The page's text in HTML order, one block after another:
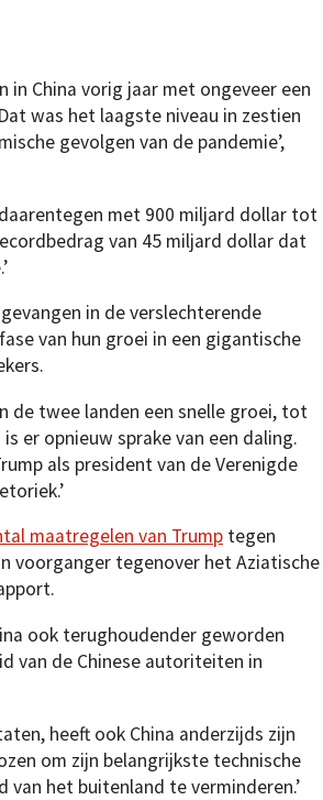
China vorig jaar met ongeveer een
was het laagste niveau in zestien
gevolgen van de pandemie’,
met 900 miljard dollar tot
van 45 miljard dollar dat
in de verslechterende
van hun groei in een gigantische
de twee landen een snelle groei, tot
er opnieuw sprake van een daling.
als president van de Verenigde
maatregelen van Trump tegen
voorganger tegenover het Aziatische
ook terughoudender geworden
van de Chinese autoriteiten in
heeft ook China anderzijds zijn
om zijn belangrijkste technische
het buitenland te verminderen.’